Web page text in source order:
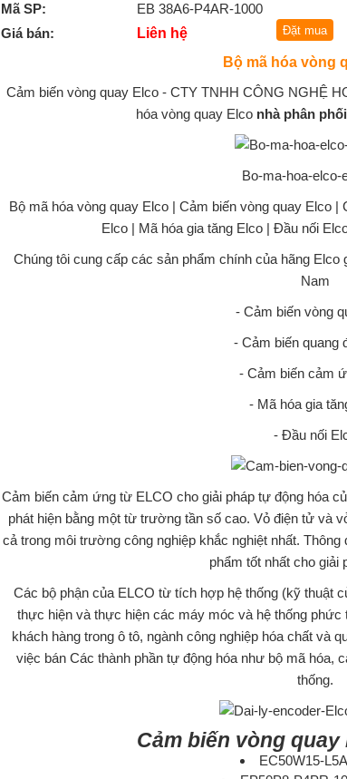
Mã SP:
EB 38A6-P4AR-1000
Giá bán:
Liên hệ
Bộ mã hóa vòng
Cảm biến vòng quay Elco - CTY TNHH CÔNG NGHỆ
hóa vòng quay Elco nhà phân phối
Bo-ma-hoa-elco-
Bộ mã hóa vòng quay Elco| Cảm biến vòng quay Elco |
Elco | Mã hóa gia tăng Elco | Đầu nối
Chúng tôi cung cấp các sản phẩm chính của hãng
Nam
- Cảm biến vòng
- Cảm biến quang
- Cảm biến cảm
- Mã hóa gia
- Đầu nối
Cảm biến cảm ứng từ ELCO cho giải pháp tự động hóa
phát hiện bằng một từ trường tần số cao. Vỏ điện tử và
cả trong môi trường công nghiệp khắc nghiệt nhất.
phẩm tốt nhất cho giải
Các bộ phận của ELCO từ tích hợp hệ thống (kỹ thuật
thực hiện và thực hiện các máy móc và hệ thống
khách hàng trong ô tô, ngành công nghiệp hóa chất và
việc bán Các thành phần tự động hóa như bộ mã hóa,
thống.
Cảm biến vòng quay
EC50W15-